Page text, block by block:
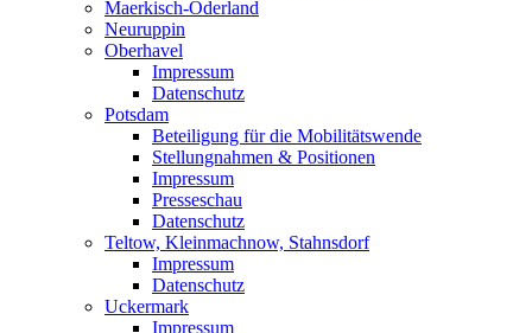
Maerkisch-Oderland
Neuruppin
Oberhavel
Impressum
Datenschutz
Potsdam
Beteiligung für die Mobilitätswende
Stellungnahmen & Positionen
Impressum
Presseschau
Datenschutz
Teltow, Kleinmachnow, Stahnsdorf
Impressum
Datenschutz
Uckermark
Impressum